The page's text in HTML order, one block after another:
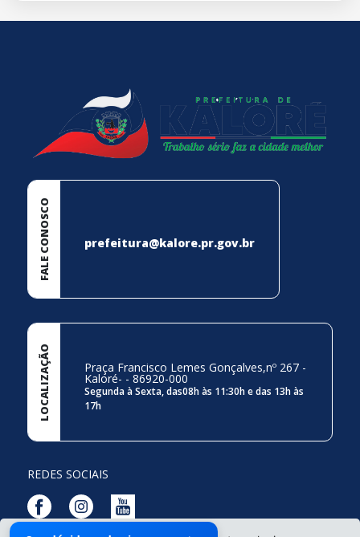
FALE CONOSCO prefeitura@kalore.pr.gov.br
LOCALIZAÇÃO Praça Francisco Lemes Gonçalves,nº 267 -
Kaloré- - 86920-000
Segunda à Sexta, das08h às 11:30h e das 13h às
17h
REDES SOCIAIS